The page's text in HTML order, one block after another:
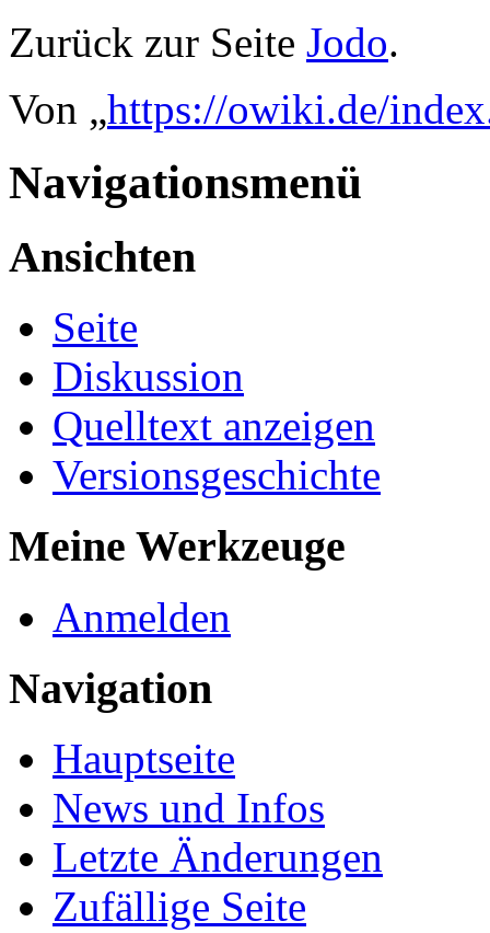
Zurück zur Seite Jodo.
Von „https://owiki.de/
Navigationsmenü
Ansichten
Seite
Diskussion
Quelltext anzeigen
Versionsgeschichte
Meine Werkzeuge
Anmelden
Navigation
Hauptseite
News und Infos
Letzte Änderungen
Zufällige Seite